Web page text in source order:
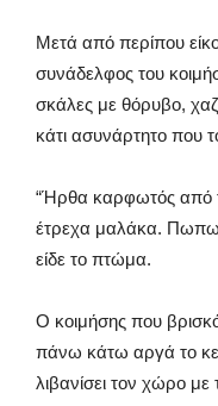
Μετά από περίπου
συνάδελφος του
σκάλες με θόρυβο,
κάτι ασυνάρτητο που
“Ήρθα καρφωτός από
έτρεχα μαλάκα.
είδε το πτώμα.
Ο κοιμήσης που
πάνω κάτω αργά το
λιβανίσει τον χώρο με